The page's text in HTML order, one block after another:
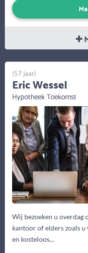
Wij bezoeken u overdag
kantoor of elders zoals
en kosteloos...
(57 jaar)
Eric Wessel
Hypotheek Toekomst